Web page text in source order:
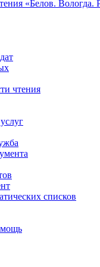
«Белов. Вологда.
чтения
списков